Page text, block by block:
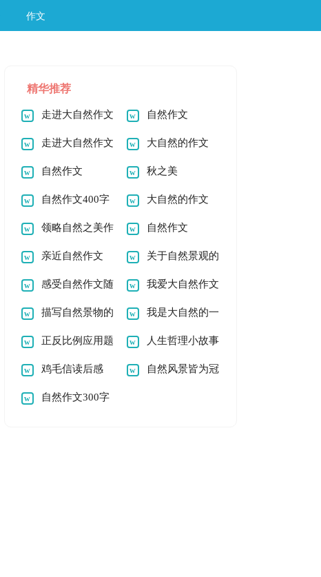
作文
精华推荐
走进大自然作文 自然作文
走进大自然作文 大自然的作文
自然作文 秋之美
自然作文400字 大自然的作文
领略自然之美作
文
自然作文
亲近自然作文 关于自然景观的
作文
感受自然作文随
笔
我爱大自然作文
描写自然景物的
作文400字
我是大自然的一
员作文
正反比例应用题
教学设计
人生哲理小故事
读后感
鸡毛信读后感 自然风景皆为冠
自然作文300字